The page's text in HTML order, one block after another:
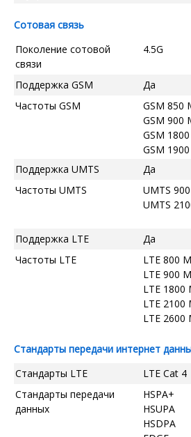
Сотовая связь
Поколение сотовой
связи
4.5G
Поддержка GSM Да
Частоты GSM
GSM 850
GSM 900
GSM
GSM
Поддержка UMTS
Да
Частоты UMTS
UMTS
UMTS
Поддержка LTE
Да
Частоты LTE
LTE 800
LTE 900
LTE 1800
LTE 2100
LTE 2600
Стандарты передачи интернет
Стандарты LTE
LTE Cat 4
Стандарты передачи
данных
HSPA+
HSUPA
HSDPA